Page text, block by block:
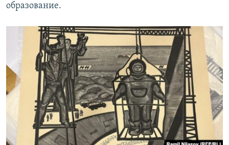
образование.